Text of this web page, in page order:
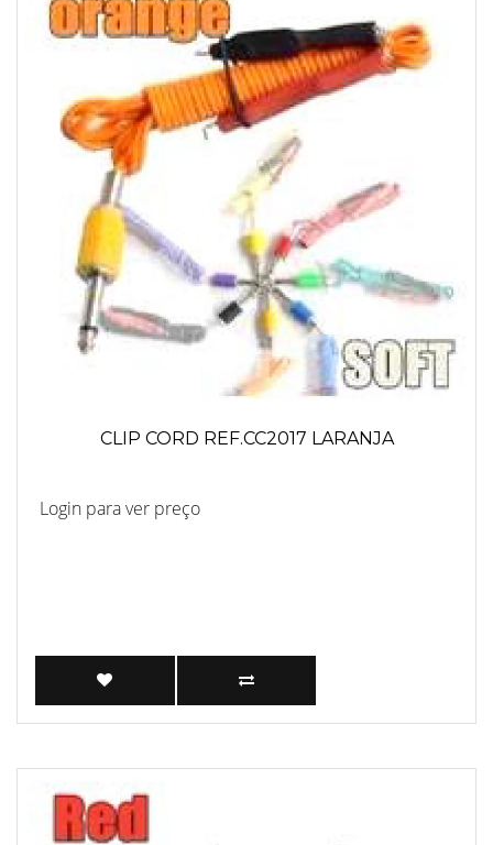
CLIP CORD REF.CC2017 LARANJA
Login para ver preço